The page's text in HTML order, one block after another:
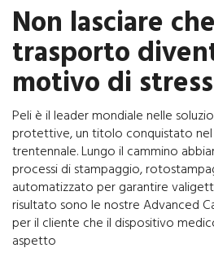
Non lasciare
trasporto
motivo di stress
Peli è il leader mondiale nelle
protettive, un titolo conquistato
trentennale. Lungo il cammino
processi di stampaggio,
automatizzato per garantire
risultato sono le nostre Advanced
per il cliente che il dispositivo
aspetto